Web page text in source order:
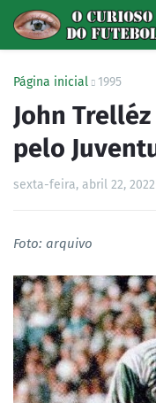
Página inicial 1995
John
pelo
sexta-feira, abril 22, 2022
Foto: arquivo